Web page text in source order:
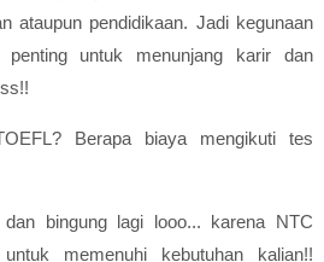
ataupun pendidikaan. Jadi kegunaan
penting untuk menunjang karir dan
Berapa biaya mengikuti tes
bingung lagi looo... karena NTC
memenuhi kebutuhan kalian!!